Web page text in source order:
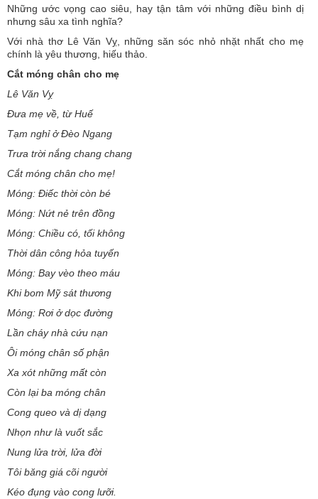
Những ước vọng cao siêu, hay tận tâm với những điều bình dị
nhưng sâu xa tình nghĩa?
Với nhà thơ Lê Văn Vỵ, những săn sóc nhỏ nhặt nhất cho mẹ
chính là yêu thương, hiếu thảo.
Cắt móng chân cho mẹ
Lê Văn Vỵ
Đưa mẹ về, từ Huế
Tạm nghỉ ở Đèo Ngang
Trưa trời nắng chang chang
Cắt móng chân cho mẹ!
Móng: Điếc thời còn bé
Móng: Nứt nẻ trên đồng
Móng: Chiều có, tối không
Thời dân công hỏa tuyến
Móng: Bay vèo theo máu
Khi bom Mỹ sát thương
Móng: Rơi ở dọc đường
Lần cháy nhà cứu nạn
Ôi móng chân số phận
Xa xót những mất còn
Còn lại ba móng chân
Cong queo và dị dạng
Nhọn như là vuốt sắc
Nung lửa trời, lửa đời
Tôi băng giá cõi người
Kéo đụng vào cong lưỡi.